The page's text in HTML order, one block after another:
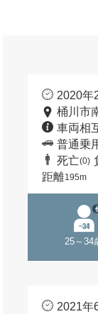
2020年
桶川市
車両相
普通乗
死亡(0)
距離195m
25～34
2021年